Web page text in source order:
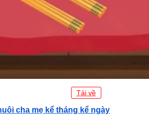
Tải về
cha mẹ kể tháng kể ngày